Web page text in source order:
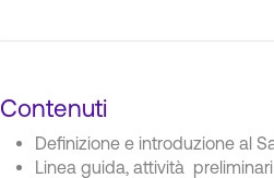
Contenuti
Definizione e introduzione al
Linea guida, attività preliminari